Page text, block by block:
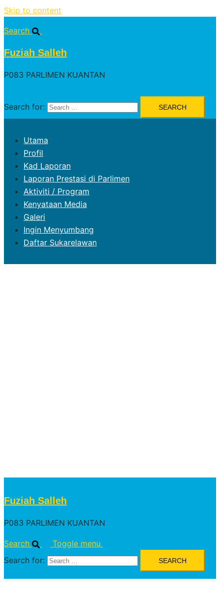
Skip to content
Search
Fuziah Salleh
P083 PARLIMEN KUANTAN
Search for:
Utama
Profil
Kad Laporan
Laporan Prestasi di Parlimen
Aktiviti / Program
Kenyataan Media
Galeri
Ingin Menyumbang
Daftar Sukarelawan
Fuziah Salleh
P083 PARLIMEN KUANTAN
Search
Toggle menu
Search for: